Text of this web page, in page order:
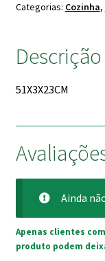
Categorias: Cozinha,
Descrição
51X3X23CM
Ainda
Apenas clientes
produto podem